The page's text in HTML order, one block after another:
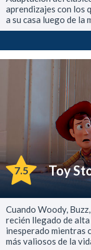
aprendizajes con los
a su casa luego de la
7.5 Toy
Cuando Woody,
recién llegado de
inesperado mientras
más valiosos de la